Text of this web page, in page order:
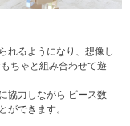
れるようになり、想像し
ちゃと組み合わせて遊
協力しながら ピース数
ができます。